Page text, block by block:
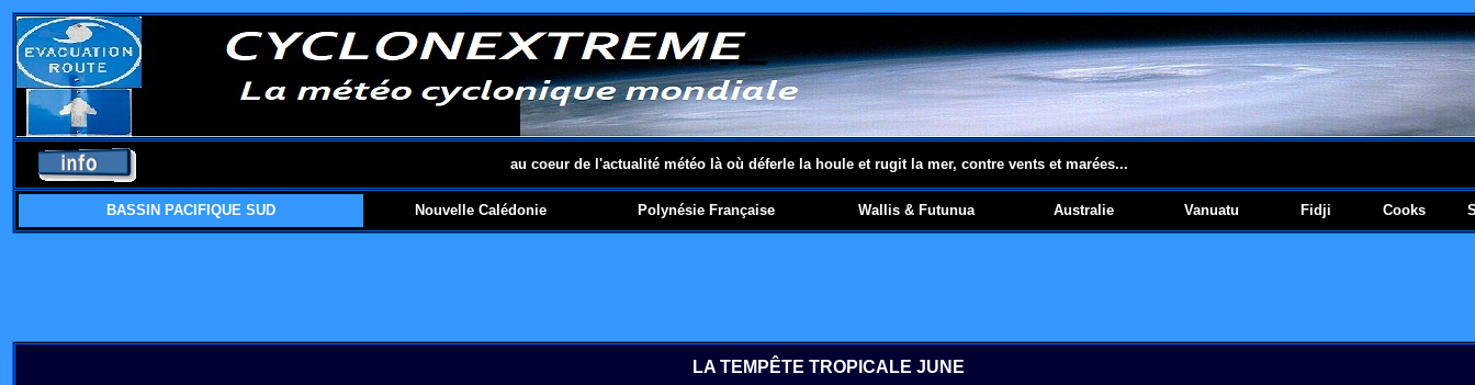
au coeur de l'actualité météo là où déferle la houle et rugit la mer, contre vents et marées...
BASSIN PACIFIQUE SUD Nouvelle Calédonie Polynésie Française Wallis & Futunua Australie Vanuatu Fidji Cooks
LA TEMPÊTE TROPICALE JUNE